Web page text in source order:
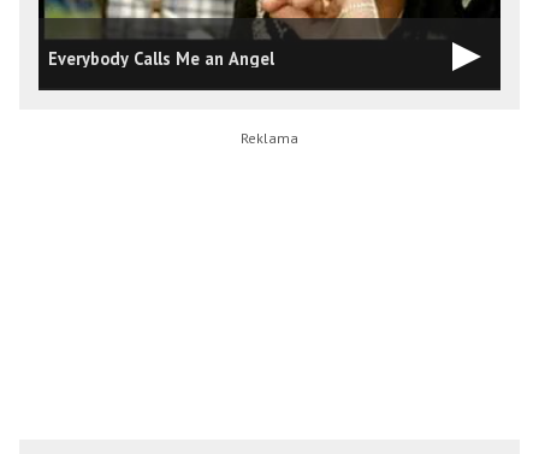
Everybody Calls Me an Angel